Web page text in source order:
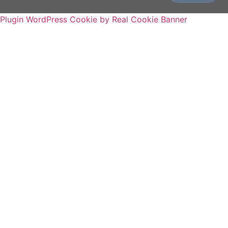
Plugin WordPress Cookie by Real Cookie Banner